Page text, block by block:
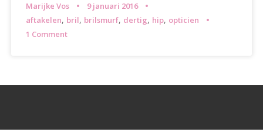
Marijke Vos
9 januari 2016
aftakelen, bril, brilsmurf, dertig, hip, opticien
1 Comment